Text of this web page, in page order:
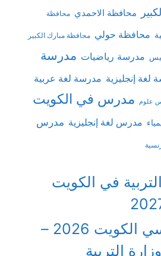
محافظة الاحمدي محافظة
محافظة حولي محافظة مبارك الكبير
مدرسة رياضيات مدرسة
لغة إنجليزية مدرسة لغة عربية
علوم مدرس في الكويت
مدرس لغة إنجليزية مدرس
في الكويت
التقويم الدراسي الكويت 2026 –